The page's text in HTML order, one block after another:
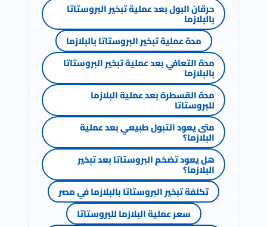
حرقان البول بعد عملية تبخير البروستاتا
بالبلازما
مدة عملية تبخير البروستاتا بالبلازما
مدة التعافي بعد عملية تبخير البروستاتا
بالبلازما
مدة القسطرة بعد عملية البلازما
للبروستاتا
متى يعود التبول طبيعي بعد عملية
البلازما؟
هل يعود تضخم البروستاتا بعد تبخير
البلازما؟
تكلفة تبخير البروستاتا بالبلازما في مصر
سعر عملية البلازما للبروستاتا